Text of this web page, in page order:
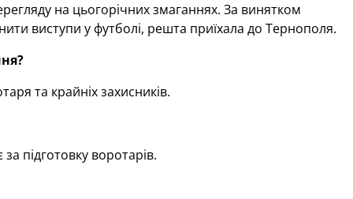
на цьогорічних змаганнях. За винятком
виступи у футболі, решта приїхала до Тернополя.
та крайніх захисників.
підготовку воротарів.